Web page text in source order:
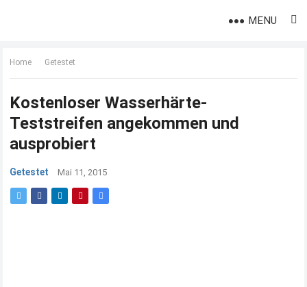
MENU
Home Getestet
Kostenloser Wasserhärte-
Teststreifen angekommen und
ausprobiert
Getestet Mai 11, 2015